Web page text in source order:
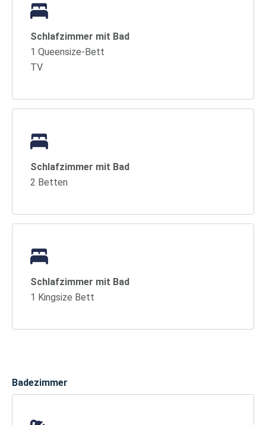
Schlafzimmer mit Bad
1 Queensize-Bett
TV
Schlafzimmer mit Bad
2 Betten
Schlafzimmer mit Bad
1 Kingsize Bett
Badezimmer